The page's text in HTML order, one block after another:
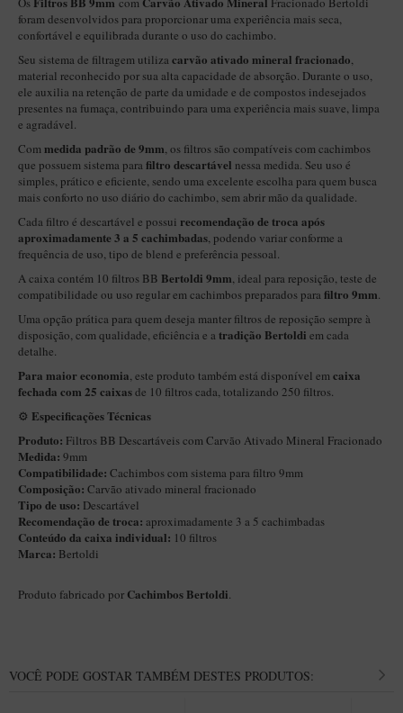
Itália Encerado
Maestro Nacional
Maestro Nacional Encerado
Caboclo - 7 Voltas
Cachimbeco
Churchwarden
Fiore
Giovanni
Jateado
Luiggi
Montana
Mouton
New Rose
New Rose Polido
Petrus
Piccolo
Premium
Sextavado
Zuccardi
Callia
Speciale
foram desenvolvidos para proporcionar uma experiência mais seca,
confortável e equilibrada durante o uso do cachimbo.
Seu sistema de filtragem utiliza carvão ativado mineral fracionado,
material reconhecido por sua alta capacidade de absorção. Durante o uso,
ele auxilia na retenção de parte da umidade e de compostos indesejados
presentes na fumaça, contribuindo para uma experiência mais suave, limpa
e agradável.
Commedida padrão de 9mm, os filtros são compatíveis com cachimbos
que possuem sistema para filtro descartável nessa medida. Seu uso é
simples, prático e eficiente, sendo uma excelente escolha para quem busca
mais conforto no uso diário do cachimbo, sem abrir mão da qualidade.
Cada filtro é descartável e possui recomendação de troca após
aproximadamente 3 a 5 cachimbadas, podendo variar conforme a
frequência de uso, tipo de blend e preferência pessoal.
A caixa contém 10 filtros BB Bertoldi 9mm, ideal para reposição, teste de
compatibilidade ou uso regular em cachimbos preparados para filtro 9mm.
Uma opção prática para quem deseja manter filtros de reposição sempre à
disposição, com qualidade, eficiência e a tradição Bertoldi em cada
detalhe.
Para maior economia, este produto também está disponível emcaixa
fechada com 25 caixasde 10 filtros cada, totalizando 250 filtros.
⚙️ Especificações Técnicas
Produto: Filtros BB Descartáveis com Carvão Ativado Mineral Fracionado
Medida: 9mm
Compatibilidade: Cachimbos com sistema para filtro 9mm
Composição: Carvão ativado mineral fracionado
Tipo de uso: Descartável
Recomendação de troca: aproximadamente 3 a 5 cachimbadas
Conteúdo da caixa individual: 10 filtros
Marca: Bertoldi
Produto fabricado por Cachimbos Bertoldi.
VOCÊ PODE GOSTAR TAMBÉM DESTES PRODUTOS: